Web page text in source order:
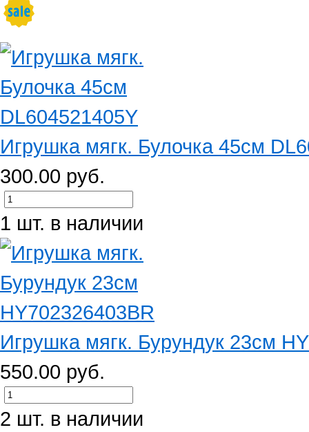
Игрушка мягк. Булочка 45см
300.00 руб.
1 шт. в наличии
Игрушка мягк. Бурундук 23см
550.00 руб.
2 шт. в наличии